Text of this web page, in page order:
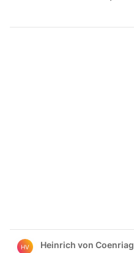
HV Heinrich von Coenriag